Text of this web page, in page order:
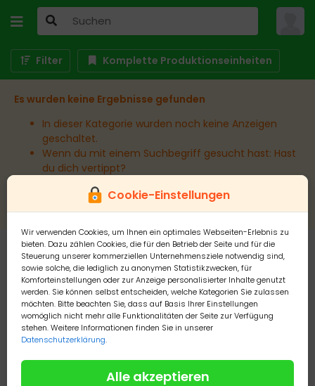
Cookie-Einstellungen
Wir verwenden Cookies, um Ihnen ein optimales Webseiten-Erlebnis zu
bieten. Dazu zählen Cookies, die für den Betrieb der Seite und für die
Steuerung unserer kommerziellen Unternehmensziele notwendig sind,
sowie solche, die lediglich zu anonymen Statistikzwecken, für
Komforteinstellungen oder zur Anzeige personalisierter Inhalte genutzt
werden. Sie können selbst entscheiden, welche Kategorien Sie zulassen
möchten. Bitte beachten Sie, dass auf Basis Ihrer Einstellungen
womöglich nicht mehr alle Funktionalitäten der Seite zur Verfügung
stehen. Weitere Informationen finden Sie in unserer
Datenschutzerklärung.
Alle akzeptieren
Filter Komplette Produktionseinheiten
Es wurden keine Ergebnisse gefunden
In dieser Kategorie wurden noch keine Anzeigen
geschaltet.
Wenn du mit einem Suchbegriff gesucht hast: Hast
du dich vertippt?
Erweitere den Umkreis.